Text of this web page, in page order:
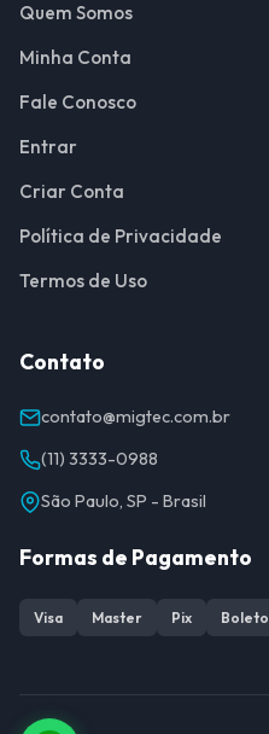
Quem Somos
Minha Conta
Fale Conosco
Entrar
Criar Conta
Política de Privacidade
Termos de Uso
Contato
contato@migtec.com.br
(11) 3333-0988
São Paulo, SP - Brasil
Formas de Pagamento
Visa Master Pix Boleto